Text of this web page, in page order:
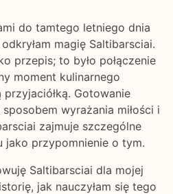
do tamtego letniego dnia
magię Saltibarsciai.
przepis; to było połączenie
moment kulinarnego
Gotowanie
wyrażania miłości i
zajmuje szczególne
jako przypomnienie o tym.
Saltibarsciai dla mojej
jak nauczyłam się tego